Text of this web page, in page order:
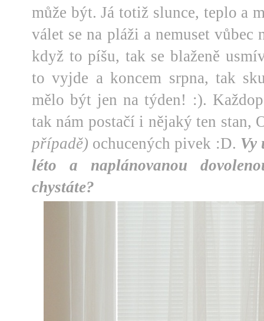
může být. Já totiž slunce, teplo a
válet se na pláži a nemuset
když to píšu, tak se blaženě
to vyjde a koncem srpna, tak
mělo být jen na týden! :).
tak nám postačí i nějaký ten stan,
případě) ochucených pivek :D. Vy
léto a naplánovanou
chystáte?